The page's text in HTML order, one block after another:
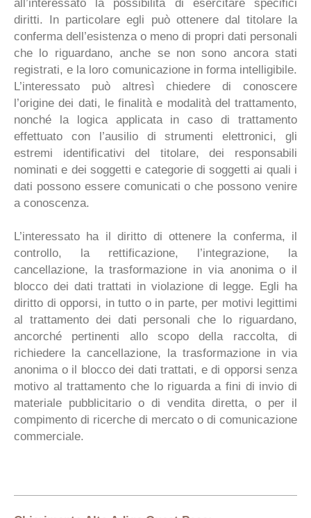
all’interessato la possibilità di esercitare specifici
diritti. In particolare egli può ottenere dal titolare la
conferma dell’esistenza o meno di propri dati personali
che lo riguardano, anche se non sono ancora stati
registrati, e la loro comunicazione in forma intelligibile.
L’interessato può altresì chiedere di conoscere
l’origine dei dati, le finalità e modalità del trattamento,
nonché la logica applicata in caso di trattamento
effettuato con l’ausilio di strumenti elettronici, gli
estremi identificativi del titolare, dei responsabili
nominati e dei soggetti e categorie di soggetti ai quali i
dati possono essere comunicati o che possono venire
a conoscenza.
L’interessato ha il diritto di ottenere la conferma, il
controllo, la rettificazione, l’integrazione, la
cancellazione, la trasformazione in via anonima o il
blocco dei dati trattati in violazione di legge. Egli ha
diritto di opporsi, in tutto o in parte, per motivi legittimi
al trattamento dei dati personali che lo riguardano,
ancorché pertinenti allo scopo della raccolta, di
richiedere la cancellazione, la trasformazione in via
anonima o il blocco dei dati trattati, e di opporsi senza
motivo al trattamento che lo riguarda a fini di invio di
materiale pubblicitario o di vendita diretta, o per il
compimento di ricerche di mercato o di comunicazione
commerciale.